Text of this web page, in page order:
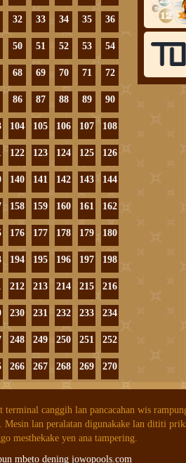
32 33 34 35 36
50 51 52 53 54
68 69 70 71 72
86 87 88 89 90
104 105 106 107 108
122 123 124 125 126
140 141 142 143 144
158 159 160 161 162
176 177 178 179 180
194 195 196 197 198
212 213 214 215 216
230 231 232 233 234
248 249 250 251 252
266 267 268 269 270
canggih lan pancacahan wis
lan peralatan digunakake lan dititi
mesthekake yen ana tampering.
mbeto dening jowopools.com